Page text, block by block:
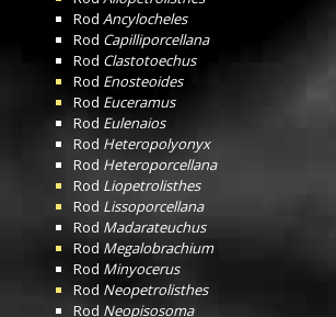
Rod Ancylocheles
Rod Capilliporcellana
Rod Clastotoechus
Rod Enosteoides
Rod Euceramus
Rod Eulenaios
Rod Heteropolyonyx
Rod Heteroporcellana
Rod Liopetrolisthes
Rod Lissoporcellana
Rod Madarateuchus
Rod Megalobrachium
Rod Minyocerus
Rod Neopetrolisthes
Rod Neopisosoma